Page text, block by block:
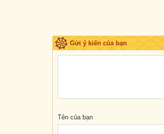
Gửi ý kiến của bạn
Tên của bạn